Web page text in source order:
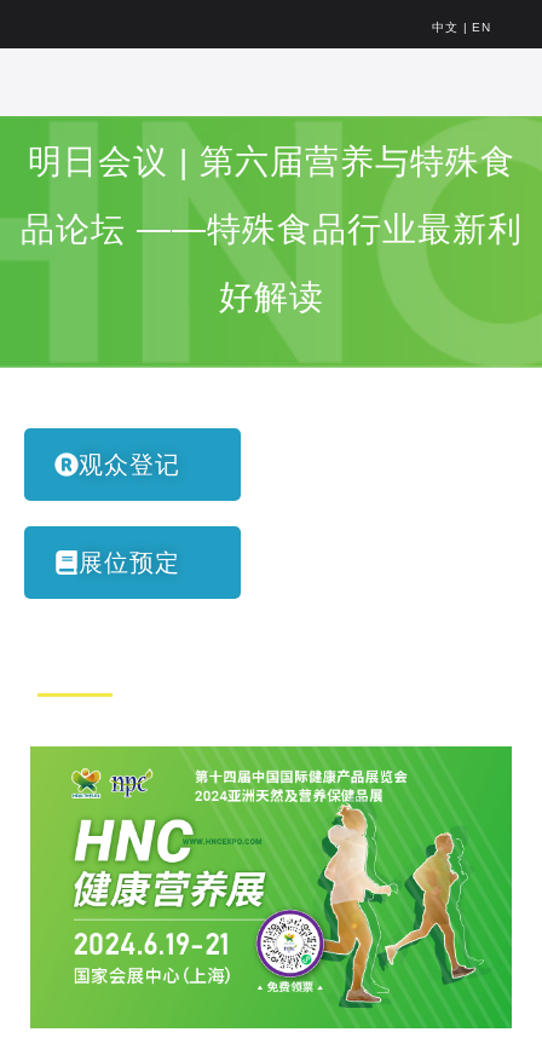
中文 | EN
明日会议 | 第六届营养与特殊食
品论坛 ——特殊食品行业最新利
好解读
观众登记
展位预定